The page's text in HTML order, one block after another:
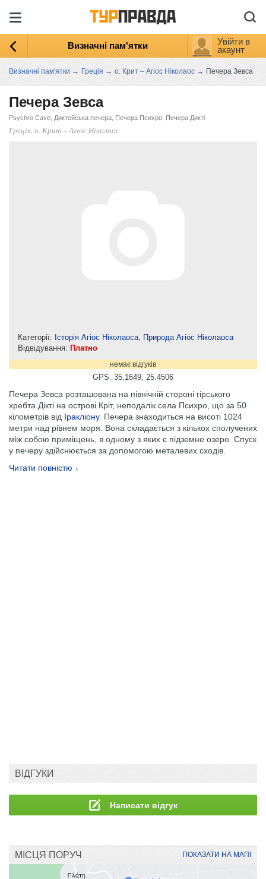
Визначні пам'ятки
Увійти в
акаунт
Визначні пам'ятки → Греція → о. Крит – Агіос Ніколаос → Печера Зевса
Печера Зевса
Psychro Cave, Диктейська печера, Печера Психро, Печера Дикті
Греція, о. Крит – Агіос Ніколаос
Категорії: Історія Агіос Ніколаоса, Природа Агіос Ніколаоса
Відвідування: Платно
немає відгуків
GPS: 35.1649, 25.4506
Печера Зевса розташована на північній стороні гірського
хребта Дікті на острові Кріт, неподалік села Психро, що за 50
кілометрів від Іракліону. Печера знаходиться на висоті 1024
метри над рівнем моря. Вона складається з кількох сполучених
між собою приміщень, в одному з яких є підземне озеро. Спуск
у печеру здійснюється за допомогою металевих сходів.
Читати повністю ↓
ВІДГУКИ
Написати відгук
МІСЦЯ ПОРУЧ ПОКАЗАТИ НА МАПІ